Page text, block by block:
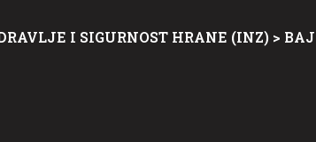
I SIGURNOST HRANE (INZ) >